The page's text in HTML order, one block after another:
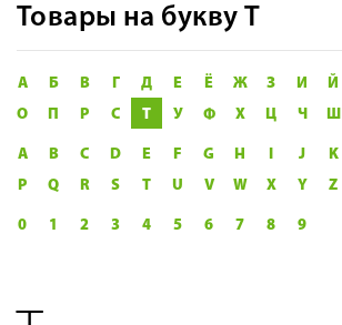
Товары на букву Т
А Б В Г Д Е Ё Ж З И Й
О
П Р С Т У Ф Х Ц Ч Ш
A B C D E F G H I J K
P
Q R S T U V W X Y Z
0 1 2 3 4 5 6 7 8 9